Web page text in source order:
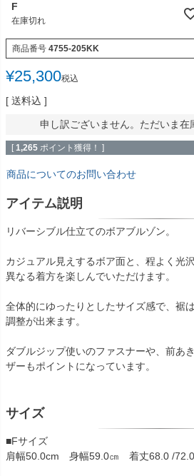
F
在庫切れ
商品番号 4755-205KK
¥25,300税込
送料込
申し訳ございません。ただいま在
[ 1,265 ポイント獲得！ ]
商品についてのお問い合わせ
アイテム説明
リバーシブル仕立てのボアブルゾン。
カジュアル見えするボア面と、程よく光
異なる着方を楽しんでいただけます。
全体的にゆったりとしたサイズ感で、裾
調整が出来ます。
ダブルジップ使いのファスナーや、前あ
ザーもポイントになっています。
サイズ
■Fサイズ
肩幅50.0cm 身幅59.0㎝ 着丈68.0 /